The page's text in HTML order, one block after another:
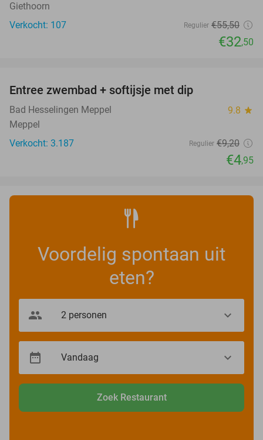
Giethoorn
Verkocht: 107
Regulier €55,50
€32,50
Entree zwembad + softijsje met dip
Bad Hesselingen Meppel 9.8 star
Meppel
Verkocht: 3.187
Regulier €9,20
€4,95
Voordelig spontaan uit
eten?
Zoek Restaurant